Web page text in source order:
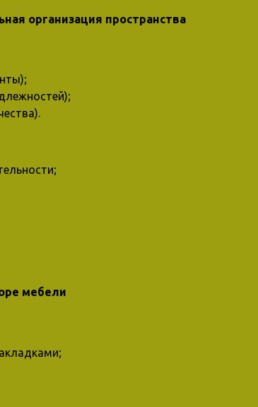
организация пространства
мебели